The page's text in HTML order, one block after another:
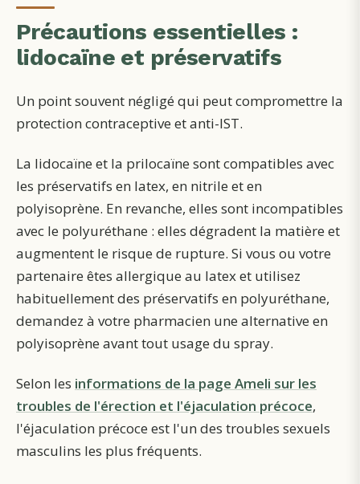
Précautions essentielles :
lidocaïne et préservatifs
Un point souvent négligé qui peut compromettre la
protection contraceptive et anti-IST.
La lidocaïne et la prilocaïne sont compatibles avec
les préservatifs en latex, en nitrile et en
polyisoprène. En revanche, elles sont incompatibles
avec le polyuréthane : elles dégradent la matière et
augmentent le risque de rupture. Si vous ou votre
partenaire êtes allergique au latex et utilisez
habituellement des préservatifs en polyuréthane,
demandez à votre pharmacien une alternative en
polyisoprène avant tout usage du spray.
Selon les informations de la page Ameli sur les
troubles de l'érection et l'éjaculation précoce,
l'éjaculation précoce est l'un des troubles sexuels
masculins les plus fréquents.